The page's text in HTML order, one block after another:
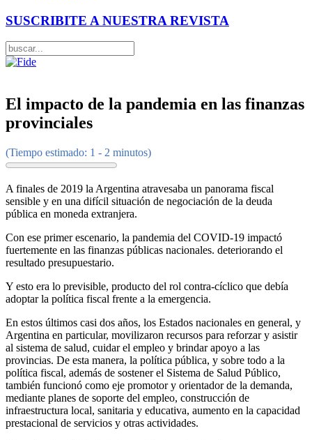
SUSCRIBITE A NUESTRA REVISTA
El impacto de la pandemia en las finanzas
provinciales
(Tiempo estimado: 1 - 2 minutos)
A finales de 2019 la Argentina atravesaba un panorama fiscal
sensible y en una difícil situación de negociación de la deuda
pública en moneda extranjera.
Con ese primer escenario, la pandemia del COVID-19 impactó
fuertemente en las finanzas públicas nacionales. deteriorando el
resultado presupuestario.
Y esto era lo previsible, producto del rol contra-cíclico que debía
adoptar la política fiscal frente a la emergencia.
En estos últimos casi dos años, los Estados nacionales en general, y
Argentina en particular, movilizaron recursos para reforzar y asistir
al sistema de salud, cuidar el empleo y brindar apoyo a las
provincias. De esta manera, la política pública, y sobre todo a la
política fiscal, además de sostener el Sistema de Salud Público,
también funcionó como eje promotor y orientador de la demanda,
mediante planes de soporte del empleo, construcción de
infraestructura local, sanitaria y educativa, aumento en la capacidad
prestacional de servicios y otras actividades.